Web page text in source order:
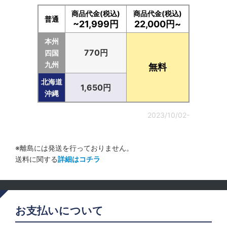
普通
商品代金(税込)
~21,999円
商品代金(税込)
22,000円~
本州
四国
九州
770円
無料
北海道
沖縄
1,650円
2023/10/02-
※離島には発送を行っておりません。
送料に関する詳細はコチラ
お支払いについて